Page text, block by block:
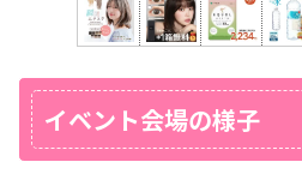
イベント会場の様子